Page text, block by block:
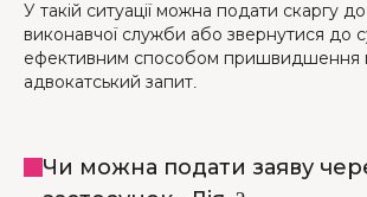
У такій ситуації можна подати скаргу
виконавчої служби або звернутися до
ефективним способом пришвидшення
адвокатський запит.
Чи можна подати заяву